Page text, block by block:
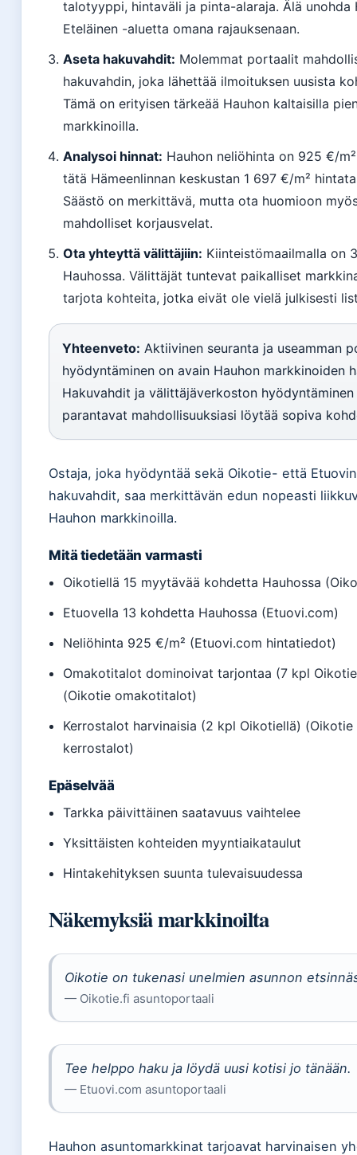
talotyyppi, hintaväli ja pinta-alaraja. Älä unohda
Eteläinen -aluetta omana rajauksenaan.
Aseta hakuvahdit: Molemmat portaalit
hakuvahdin, joka lähettää ilmoituksen uusista
Tämä on erityisen tärkeää Hauhon kaltaisilla
markkinoilla.
Analysoi hinnat: Hauhon neliöhinta on 925 €/
tätä Hämeenlinnan keskustan 1 697 €/m²
Säästö on merkittävä, mutta ota huomioon
mahdolliset korjausvelat.
Ota yhteyttä välittäjiin: Kiinteistömaailmalla on
Hauhossa. Välittäjät tuntevat paikalliset
tarjota kohteita, jotka eivät ole vielä julkisesti
Yhteenveto: Aktiivinen seuranta ja useamman
hyödyntäminen on avain Hauhon markkinoiden
Hakuvahdit ja välittäjäverkoston hyödyntäminen
parantavat mahdollisuuksiasi löytää sopiva
Ostaja, joka hyödyntää sekä Oikotie- että Etuovin
hakuvahdit, saa merkittävän edun nopeasti
Hauhon markkinoilla.
Mitä tiedetään varmasti
Oikotiellä 15 myytävää kohdetta Hauhossa
Etuovella 13 kohdetta Hauhossa (Etuovi.com)
Neliöhinta 925 €/m² (Etuovi.com hintatiedot)
Omakotitalot dominoivat tarjontaa (7 kpl
(Oikotie omakotitalot)
Kerrostalot harvinaisia (2 kpl Oikotiellä) (Oikotie
kerrostalot)
Epäselvää
Tarkka päivittäinen saatavuus vaihtelee
Yksittäisten kohteiden myyntiaikataulut
Hintakehityksen suunta tulevaisuudessa
Näkemyksiä markkinoilta
Oikotie on tukenasi unelmien asunnon
— Oikotie.fi asuntoportaali
Tee helppo haku ja löydä uusi kotisi jo tänään.
— Etuovi.com asuntoportaali
Hauhon asuntomarkkinat tarjoavat harvinaisen